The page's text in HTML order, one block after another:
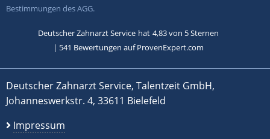
Bestimmungen des AGG.
Deutscher Zahnarzt Service hat 4,83von 5Sternen
| 541 Bewertungen auf ProvenExpert.com
Deutscher Zahnarzt Service, Talentzeit GmbH,
Johanneswerkstr. 4, 33611 Bielefeld
Impressum